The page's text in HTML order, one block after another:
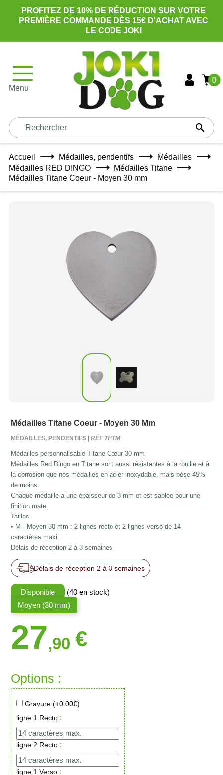
PROFITEZ DE 10% DE RÉDUCTION SUR VOTRE
PREMIÈRE COMMANDE DÈS 15€ D'ACHAT AVEC
LE CODE JOKI
Menu

0
Accueil Médailles, pendentifs
Médailles
Médailles RED DINGO
Médailles Titane
Médailles Titane Coeur - Moyen 30 mm
Médailles Titane Coeur - Moyen 30 Mm
MÉDAILLES, PENDENTIFS | RÉF THTM
Médailles personnalisable Titane Cœur 30 mm
Médailles Red Dingo en Titane sont aussi résistantes à la rouille et à
la corrosion que nos médailles en acier inoxydable, mais pèse 45%
de moins.
Chaque médaille a une épaisseur de 3 mm et est sablée pour une
finition mate.
Tailles
• M - Moyen 30 mm : 2 lignes recto et 2 lignes verso de 14
caractères maxi
Délais de réception 2 à 3 semaines
Délais de réception 2 à 3 semaines
Disponible
(40 en stock)
Moyen (30 mm)
27,90 €
Options :
Gravure (+0.00€)
ligne 1 Recto :
ligne 2 Recto :
ligne 1 Verso :